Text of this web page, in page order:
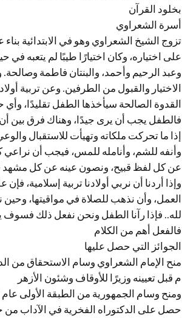
بخلود القرآن
أسرة الشعراوي
تزوج الشيخ الشعراوي وهو في الابتدائية
على اختياره، وكان اختيارًا طيبًا لم يتعبه في
وعبد الرحيم وأحمد، والبنتان فاطمة
الاختيار والقبول من الطرفين. وعن تربية
القدوة الصالحة سيأخذها الطفل تقليدًا،
فالطفل يجب أن يرى جيدًا، وهناك فرق بين
إذا ما تحركت ملكاته وتهيأت للاستقبال
وأنفه للشم، وأنامله للمس، فيجب أن نراعي
عن كل لفظ قبيح، ونصون عينه عن كل مشهد
وإذا أردنا أن نربي أولادنا تربية إسلامية،
العمل، وأن نذهب للصلاة في مواقيتها، وحين
لله.. فإذا رآنا الطفل ونحن نفعل ذلك فسوف
فالفعل أهم من الكلام
الجوائز التي حصل عليها
م قبل تعيينه وزيرًا للأوقاف وشئون الأزهر
ومنح وسام الجمهورية من الطبقة الأولى عام 1983م وعام 1988م، ووسام في يوم الدعاة
حصل على الدكتوراه الفخرية في الآداب من